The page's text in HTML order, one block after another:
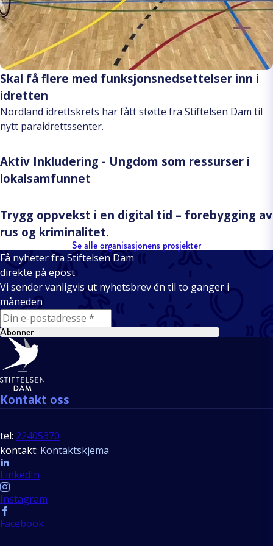
Skal få flere med funksjonsnedsettelser inn i
idretten
Nordland idrettskrets har fått støtte fra Stiftelsen Dam til
nytt paraidrettssenter.
Aktiv Inkludering - Ungdom som ressurser i
lokalsamfunnet
Trygg oppvekst i en digital tid – forebygging av
rus og kriminalitet.
Se alle organisasjonens prosjekter
Få nyheter fra Stiftelsen Dam
direkte på epost
Vi sender vanligvis ut nyhetsbrev én til to ganger i
måneden
E-mail
Abonner
Bunntekst
Kontakt oss
tel: 22405370
kontakt: Kontaktskjema
Follow us
LinkedIn
Instagram
Facebook